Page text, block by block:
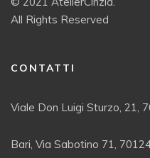
All Rights Reserved
CONTATTI
Viale Don Luigi Sturzo, 21,
Bari, Via Sabotino 71,